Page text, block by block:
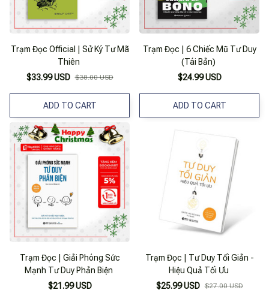
Trạm Đọc Official | Sử Ký Tư Mã
Thiên
$33.99 USD $38.00 USD
ADD TO CART
Trạm Đọc | 6 Chiếc Mũ Tư Duy
(Tái Bản)
$24.99 USD
ADD TO CART
Trạm Đọc | Giải Phóng Sức
Mạnh Tư Duy Phản Biện
$21.99 USD
Trạm Đọc | Tư Duy Tối Giản -
Hiệu Quả Tối Ưu
$25.99 USD $27.00 USD